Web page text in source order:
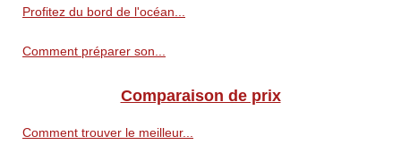
Profitez du bord de l'océan...
Comment préparer son...
Comparaison de prix
Comment trouver le meilleur...